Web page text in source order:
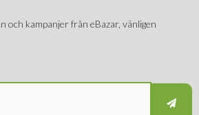
och kampanjer från eBazar, vänligen